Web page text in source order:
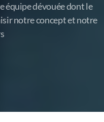
équipe dévouée dont le
notre concept et notre